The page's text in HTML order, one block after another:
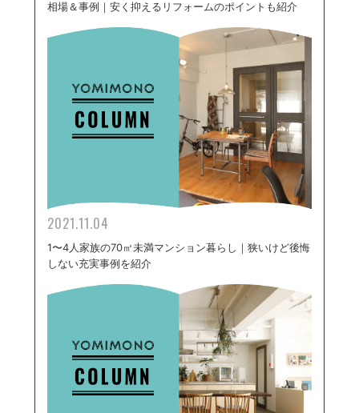
相場＆事例｜安く抑えるリフォームのポイントも紹介
2021.11.04
1〜4人家族の70㎡未満マンション暮らし｜狭いけど後悔
しない充実事例を紹介